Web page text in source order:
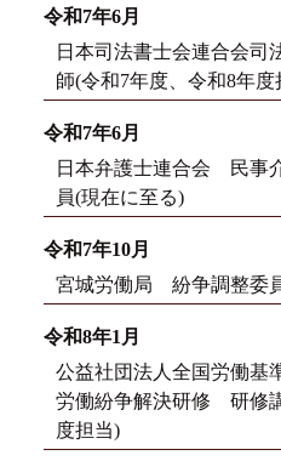
令和7年6月
日本司法書士会連合会
師(令和7年度、令和8年度
令和7年6月
日本弁護士連合会 民事
員(現在に至る)
令和7年10月
宮城労働局 紛争調整委
令和8年1月
公益社団法人全国労働
労働紛争解決研修 研修
度担当)